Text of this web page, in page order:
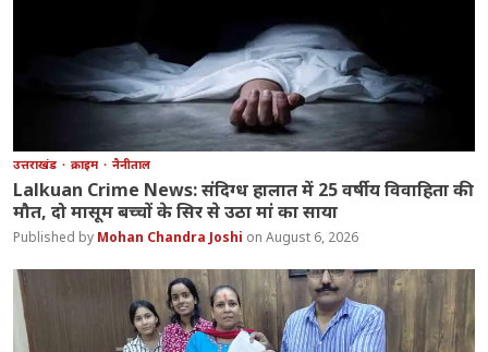
उत्तराखंड क्राइम नैनीताल
Lalkuan Crime News: संदिग्ध हालात में 25 वर्षीय विवाहिता की
मौत, दो मासूम बच्चों के सिर से उठा मां का साया
Mohan Chandra Joshi August 6, 2026